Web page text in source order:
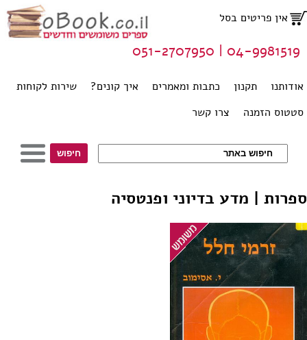
אין פריטים בסל
אודותנו תקנון כתבות ומאמרים איך קונים?
שירות לקוחות
סטטוס הזמנה
צרו קשר
04-9981519 | 051-2707950
ספרות | מדע בדיוני ופנטסיה